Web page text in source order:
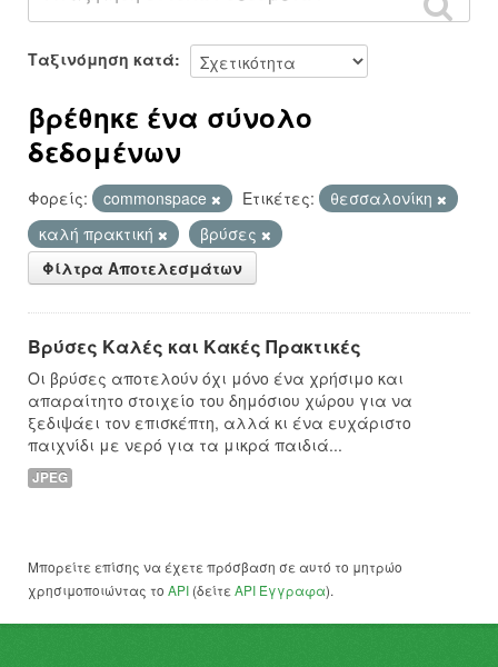
Σχετικά
Ταξινόμηση κατά
βρέθηκε ένα σύνολο
δεδομένων
Φορείς: commonspace Ετικέτες:
θεσσαλονίκη
καλή πρακτική
βρύσες
Φίλτρα Αποτελεσμάτων
Βρύσες Καλές και Κακές Πρακτικές
Οι βρύσες αποτελούν όχι μόνο ένα χρήσιμο και
απαραίτητο στοιχείο του δημόσιου χώρου για να
ξεδιψάει τον επισκέπτη, αλλά κι ένα ευχάριστο
παιχνίδι με νερό για τα μικρά παιδιά...
JPEG
Μπορείτε επίσης να έχετε πρόσβαση σε αυτό το μητρώο
χρησιμοποιώντας το API (δείτε API Έγγραφα).